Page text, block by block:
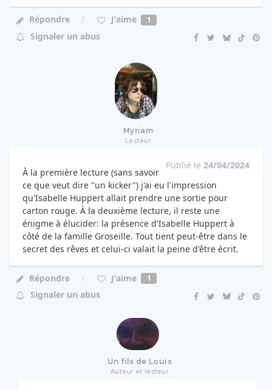
Répondre J'aime 1
Signaler un abus
Myriam
Lecteur
Publié le 24/04/2024
À la première lecture (sans savoir
ce que veut dire "un kicker") j'ai eu l'impression
qu'Isabelle Huppert allait prendre une sortie pour
carton rouge. À la deuxième lecture, il reste une
énigme à élucider: la présence d'Isabelle Huppert à
côté de la famille Groseille. Tout tient peut-être dans le
secret des rêves et celui-ci valait la peine d'être écrit.
Répondre J'aime 1
Signaler un abus
Un fils de Louis
Auteur et lecteur